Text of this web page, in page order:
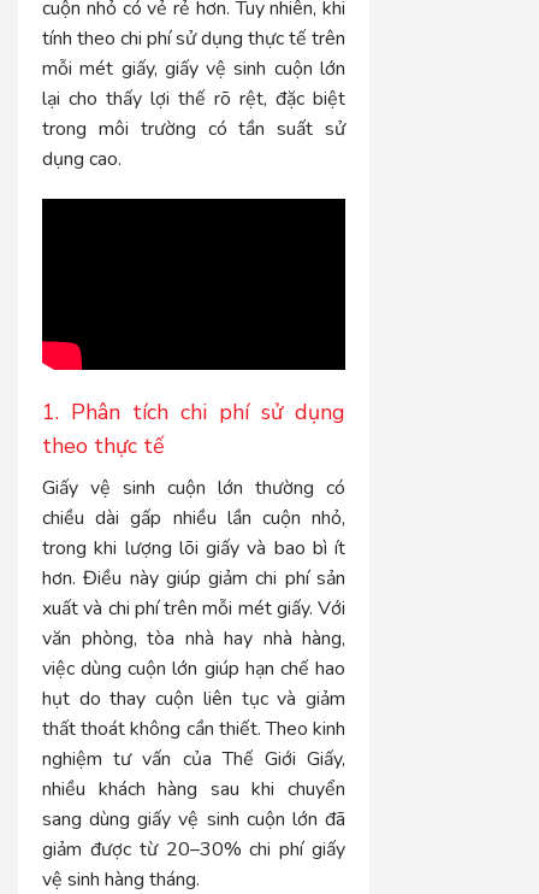
cuộn nhỏ có vẻ rẻ hơn. Tuy nhiên, khi
tính theo chi phí sử dụng thực tế trên
mỗi mét giấy, giấy vệ sinh cuộn lớn
lại cho thấy lợi thế rõ rệt, đặc biệt
trong môi trường có tần suất sử
dụng cao.
1. Phân tích chi phí sử dụng
theo thực tế
Giấy vệ sinh cuộn lớn thường có
chiều dài gấp nhiều lần cuộn nhỏ,
trong khi lượng lõi giấy và bao bì ít
hơn. Điều này giúp giảm chi phí sản
xuất và chi phí trên mỗi mét giấy. Với
văn phòng, tòa nhà hay nhà hàng,
việc dùng cuộn lớn giúp hạn chế hao
hụt do thay cuộn liên tục và giảm
thất thoát không cần thiết. Theo kinh
nghiệm tư vấn của Thế Giới Giấy,
nhiều khách hàng sau khi chuyển
sang dùng giấy vệ sinh cuộn lớn đã
giảm được từ 20–30% chi phí giấy
vệ sinh hàng tháng.